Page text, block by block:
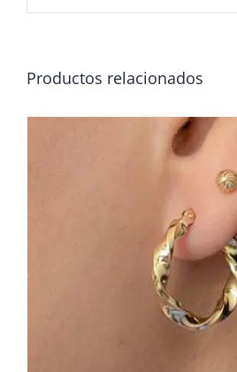
Productos relacionados